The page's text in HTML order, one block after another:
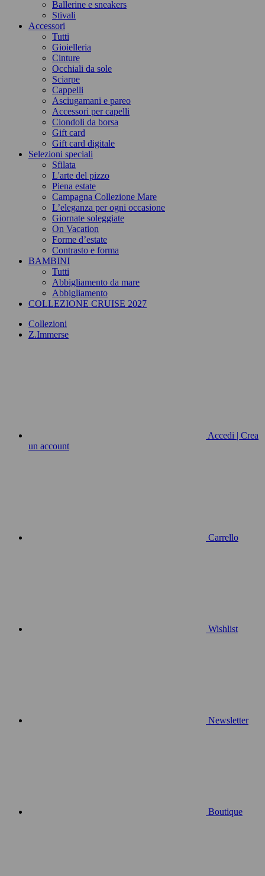
Ballerine e sneakers
Stivali
Accessori
Tutti
Gioielleria
Cinture
Occhiali da sole
Sciarpe
Cappelli
Asciugamani e pareo
Accessori per capelli
Ciondoli da borsa
Gift card
Gift card digitale
Selezioni speciali
Sfilata
L'arte del pizzo
Piena estate
Campagna Collezione Mare
L’eleganza per ogni occasione
Giornate soleggiate
On Vacation
Forme d’estate
Contrasto e forma
BAMBINI
Tutti
Abbigliamento da mare
Abbigliamento
COLLEZIONE CRUISE 2027
Collezioni
Z.Immerse
Accedi | Crea
un account
Carrello
Wishlist
Newsletter
Boutique